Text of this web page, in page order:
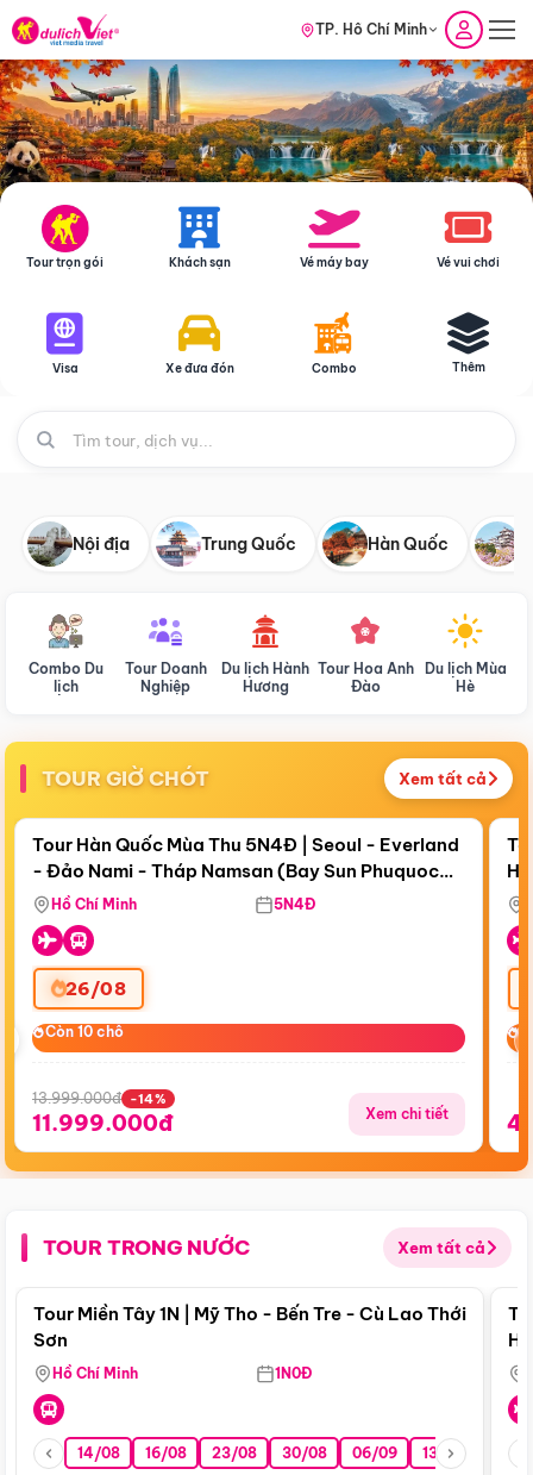
TP. Hồ Chí Minh
Tour trọn gói Khách sạn Vé máy bay Vé vui chơi
Visa Xe đưa đón Combo Thêm
Nội địa Trung Quốc Hàn Quốc
Combo Du
lịch
Tour Doanh
Nghiệp
Du lịch Hành
Hương
Tour Hoa Anh
Đào
Du lịch Mùa
Hè
TOUR GIỜ CHÓT Xem tất cả
Còn19 ngày 00:12:45
Điểm nổi bật
Tour Hàn Quốc Mùa Thu 5N4Đ | Seoul - Everland
- Đảo Nami - Tháp Namsan (Bay Sun Phuquoc
Airways)
Hồ Chí Minh 5N4Đ
26/08
Còn 10 chỗ
Còn 10 chỗ
13.999.000đ -14%
11.999.000đ Xem chi tiết
TOUR TRONG NƯỚC Xem tất cả
Điểm nổi bật
Tour Miền Tây 1N | Mỹ Tho - Bến Tre - Cù Lao Thới
Sơn
Hồ Chí Minh 1N0Đ
14/08 16/08 23/08 30/08 06/09 13/09 20/09